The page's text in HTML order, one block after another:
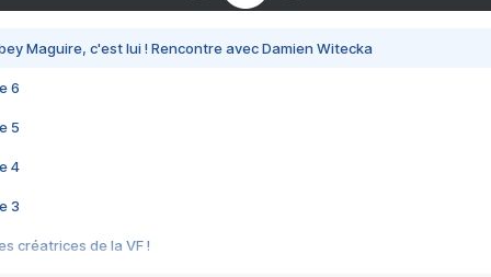
Maguire, c'est lui ! Rencontre avec Damien Witecka
6
5
4
3
créatrices de la VF !